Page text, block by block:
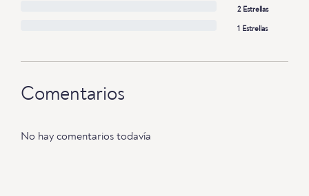
2 Estrellas
1 Estrellas
Comentarios
No hay comentarios todavía